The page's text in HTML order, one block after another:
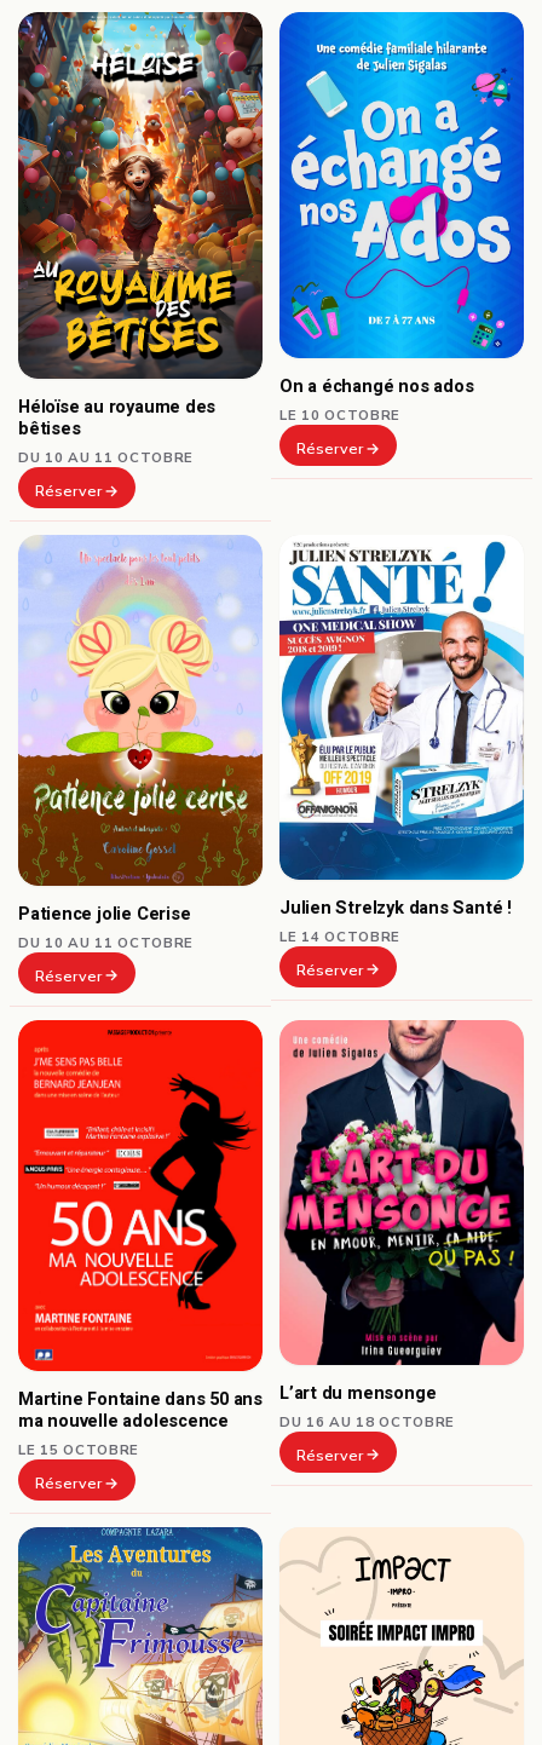
Héloïse au royaume des
bêtises
DU 10 AU 11 OCTOBRE
Réserver
On a échangé nos ados
LE 10 OCTOBRE
Réserver
Patience jolie Cerise
DU 10 AU 11 OCTOBRE
Réserver
Julien Strelzyk dans Santé !
LE 14 OCTOBRE
Réserver
Martine Fontaine dans 50 ans
ma nouvelle adolescence
LE 15 OCTOBRE
Réserver
L’art du mensonge
DU 16 AU 18 OCTOBRE
Réserver